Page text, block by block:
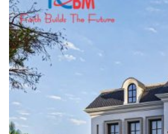
HỆ THỐNG CẤP NƯỚC
HỆ THỐNG TÁCH DẦU
HỆ THỐNG XỬ LÝ NƯỚC